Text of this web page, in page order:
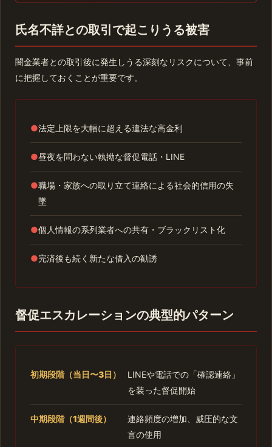
氏名不詳との取引で起こりうる被害
闇金業者との取引後に発生しうる深刻なリスクについて、事前
に把握しておくことが重要です。
●法定上限を大幅に超える違法な高金利
●昼夜を問わない執拗な督促電話・LINE
●職場・家族への取り立て連絡による社会的信用の失
墜
●個人情報の系列業者への共有・ブラックリスト化
●完済後も続く新たな借入の勧誘
督促エスカレーションの典型的パターン
初期段階（当日〜3日）
LINEや電話での「確認連絡」
を装った督促開始
中期段階（1週間後）
連絡頻度の増加、威圧的な文
言の使用